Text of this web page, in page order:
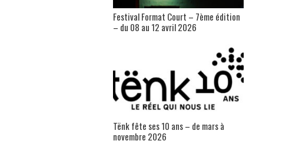
Festival Format Court – 7ème édition
– du 08 au 12 avril 2026
Tënk fête ses 10 ans – de mars à
novembre 2026